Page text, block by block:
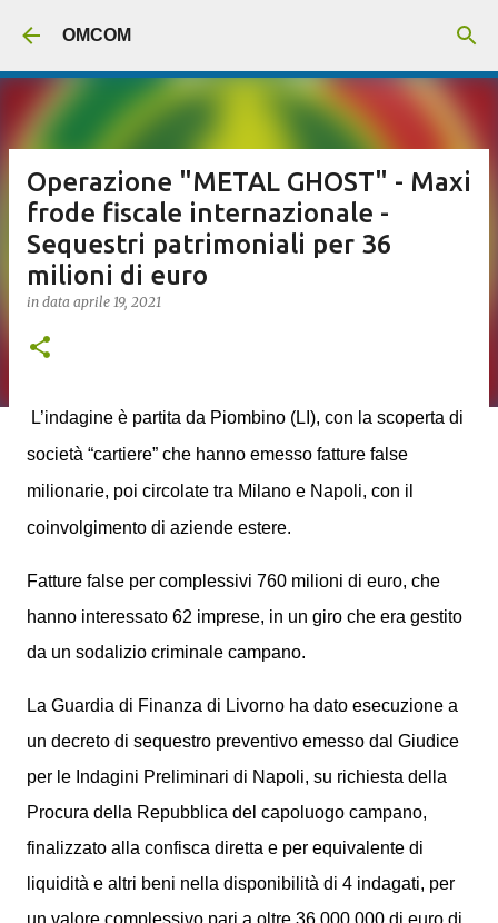
OMCOM
Operazione "METAL GHOST" - Maxi
frode fiscale internazionale -
Sequestri patrimoniali per 36
milioni di euro
in data aprile 19, 2021
L’indagine è partita da Piombino (LI), con la scoperta di
società “cartiere” che hanno emesso fatture false
milionarie, poi circolate tra Milano e Napoli, con il
coinvolgimento di aziende estere.
Fatture false per complessivi 760 milioni di euro, che
hanno interessato 62 imprese, in un giro che era gestito
da un sodalizio criminale campano.
La Guardia di Finanza di Livorno ha dato esecuzione a
un decreto di sequestro preventivo emesso dal Giudice
per le Indagini Preliminari di Napoli, su richiesta della
Procura della Repubblica del capoluogo campano,
finalizzato alla confisca diretta e per equivalente di
liquidità e altri beni nella disponibilità di 4 indagati, per
un valore complessivo pari a oltre 36.000.000 di euro di